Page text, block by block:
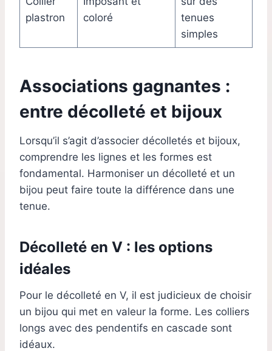
plastron
coloré
tenues
simples
Associations gagnantes :
entre décolleté et bijoux
Lorsqu’il s’agit d’associer décolletés et bijoux,
comprendre les lignes et les formes est
fondamental. Harmoniser un décolleté et un
bijou peut faire toute la différence dans une
tenue.
Décolleté en V : les options
idéales
Pour le décolleté en V, il est judicieux de choisir
un bijou qui met en valeur la forme. Les colliers
longs avec des pendentifs en cascade sont
idéaux.